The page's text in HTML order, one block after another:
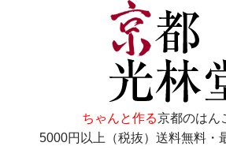
ちゃんと作る京都のはん
5000円以上（税抜）送料無料・